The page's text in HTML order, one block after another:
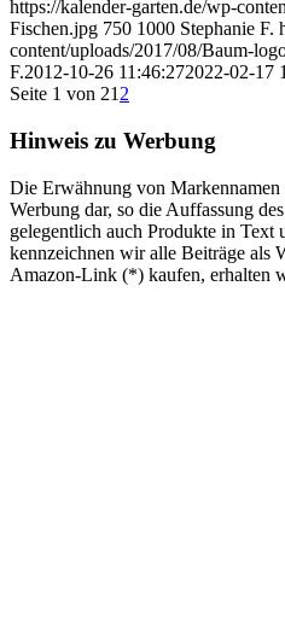
https://kalender-garten.de/wp-
Fischen.jpg 750 1000 Stephanie F.
content/uploads/2017/08/Baum-
F.2012-10-26 11:46:272022-02-17
Seite 1 von 21 2
Hinweis zu Werbung
Die Erwähnung von
Werbung dar, so die Auffassung
gelegentlich auch Produkte in Text
kennzeichnen wir alle Beiträge als
Amazon-Link (*) kaufen, erhalten